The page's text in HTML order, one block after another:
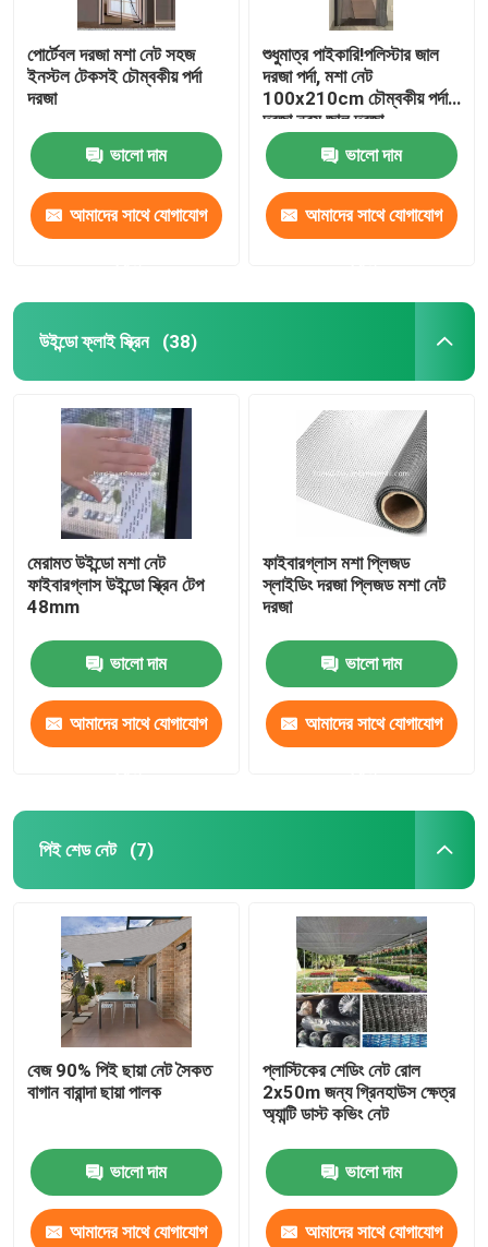
পোর্টেবল দরজা মশা নেট সহজ
ইনস্টল টেকসই চৌম্বকীয় পর্দা
দরজা
ভালো দাম
আমাদের সাথে যোগাযোগ
শুধুমাত্র পাইকারি!পলিস্টার জাল
দরজা পর্দা, মশা নেট
100x210cm চৌম্বকীয় পর্দা
দরজা নরম জাল দরজা
ভালো দাম
আমাদের সাথে যোগাযোগ
উইন্ডো ফ্লাই স্ক্রিন (38)
মেরামত উইন্ডো মশা নেট
ফাইবারগ্লাস উইন্ডো স্ক্রিন টেপ
48mm
ভালো দাম
আমাদের সাথে যোগাযোগ
ফাইবারগ্লাস মশা প্লিজড
স্লাইডিং দরজা প্লিজড মশা নেট
দরজা
ভালো দাম
আমাদের সাথে যোগাযোগ
পিই শেড নেট (7)
বেজ 90% পিই ছায়া নেট সৈকত
বাগান বারান্দা ছায়া পালক
ভালো দাম
আমাদের সাথে যোগাযোগ
প্লাস্টিকের শেডিং নেট রোল
2x50m জন্য গ্রিনহাউস ক্ষেত্র
অ্যান্টি ডাস্ট কভিং নেট
ভালো দাম
আমাদের সাথে যোগাযোগ